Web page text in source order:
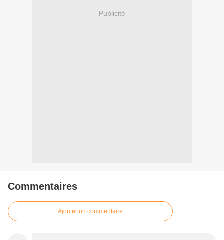
Publicité
Commentaires
Ajouter un commentaire